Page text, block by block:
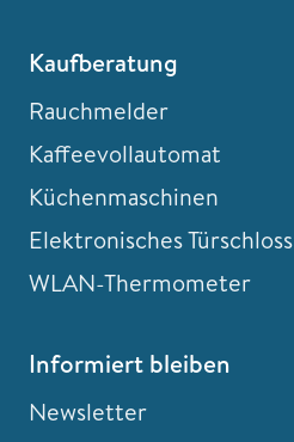
Kaufberatung
Rauchmelder
Kaffeevollautomat
Küchenmaschinen
Elektronisches Türschloss
WLAN-Thermometer
Informiert bleiben
Newsletter